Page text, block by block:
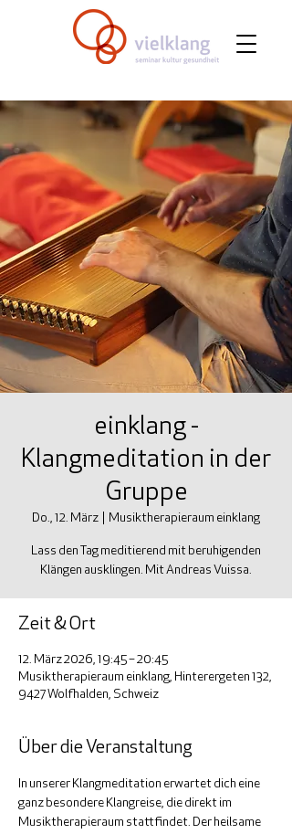
einklang -
Klangmeditation in der
Gruppe
Do., 12. März Musiktherapieraum einklang
Lass den Tag meditierend mit beruhigenden
Klängen ausklingen. Mit Andreas Vuissa.
Zeit & Ort
12. März 2026, 19:45 – 20:45
Musiktherapieraum einklang, Hinterergeten 132,
9427 Wolfhalden, Schweiz
Über die Veranstaltung
In unserer Klangmeditation erwartet dich eine
ganz besondere Klangreise, die direkt im
Musiktherapieraum stattfindet. Der heilsame